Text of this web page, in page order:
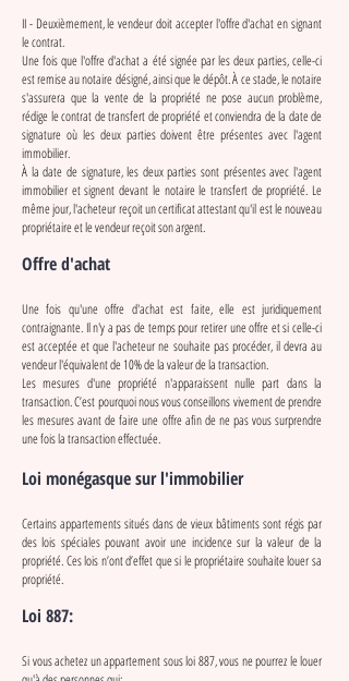
II - Deuxièmement, le vendeur doit accepter l'offre d'achat en signant
le contrat.
Une fois que l'offre d'achat a été signée par les deux parties, celle-ci
est remise au notaire désigné, ainsi que le dépôt. À ce stade, le notaire
s'assurera que la vente de la propriété ne pose aucun problème,
rédige le contrat de transfert de propriété et conviendra de la date de
signature où les deux parties doivent être présentes avec l'agent
immobilier.
À la date de signature, les deux parties sont présentes avec l'agent
immobilier et signent devant le notaire le transfert de propriété. Le
même jour, l'acheteur reçoit un certificat attestant qu'il est le nouveau
propriétaire et le vendeur reçoit son argent.
Offre d'achat
Une fois qu'une offre d'achat est faite, elle est juridiquement
contraignante. Il n'y a pas de temps pour retirer une offre et si celle-ci
est acceptée et que l'acheteur ne souhaite pas procéder, il devra au
vendeur l'équivalent de 10% de la valeur de la transaction.
Les mesures d'une propriété n'apparaissent nulle part dans la
transaction. C’est pourquoi nous vous conseillons vivement de prendre
les mesures avant de faire une offre afin de ne pas vous surprendre
une fois la transaction effectuée.
Loi monégasque sur l'immobilier
Certains appartements situés dans de vieux bâtiments sont régis par
des lois spéciales pouvant avoir une incidence sur la valeur de la
propriété. Ces lois n’ont d’effet que si le propriétaire souhaite louer sa
propriété.
Loi 887:
Si vous achetez un appartement sous loi 887, vous ne pourrez le louer